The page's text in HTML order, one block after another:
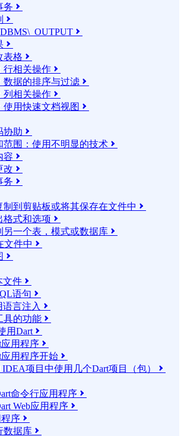
务 



表格 
行相关操作 
数据的排序与过滤 
列相关操作 
用快速文档视图 
协助 
范围：使用不明显的技术 
容 
改 
务 
制到剪贴板或将其保存在文件中 
格式和选项 
另一个表，模式或数据库 
文件中 

文件 
语句 
言注入 
具的功能 
用Dart 
用程序 
用程序开始 
项目中使用几个Dart项目（包） 
命令行应用程序 
Web应用程序 
序 
数据库 